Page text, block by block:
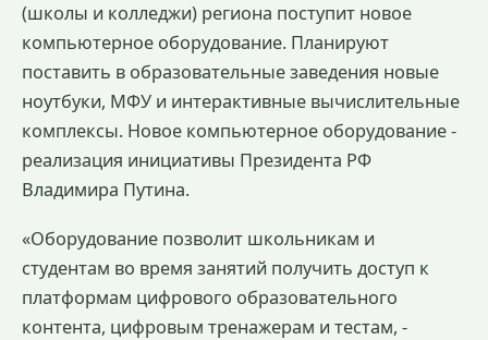
(школы и колледжи) региона поступит новое
компьютерное оборудование. Планируют
поставить в образовательные заведения новые
ноутбуки, МФУ и интерактивные вычислительные
комплексы. Новое компьютерное оборудование -
реализация инициативы Президента РФ
Владимира Путина.
«Оборудование позволит школьникам и
студентам во время занятий получить доступ к
платформам цифрового образовательного
контента, цифровым тренажерам и тестам, -